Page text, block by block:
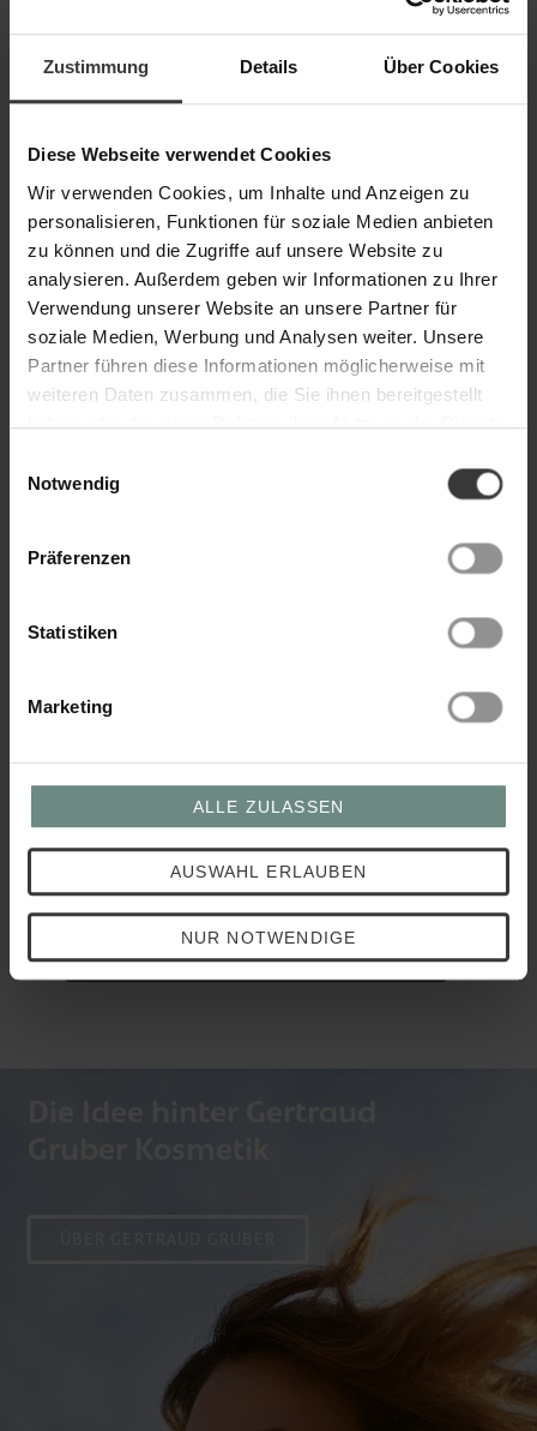
Zustimmung Details Über Cookies
Diese Webseite verwendet Cookies
Wir verwenden Cookies, um Inhalte und Anzeigen zu
personalisieren, Funktionen für soziale Medien anbieten
zu können und die Zugriffe auf unsere Website zu
analysieren. Außerdem geben wir Informationen zu Ihrer
Verwendung unserer Website an unsere Partner für
soziale Medien, Werbung und Analysen weiter. Unsere
Partner führen diese Informationen möglicherweise mit
weiteren Daten zusammen, die Sie ihnen bereitgestellt
haben oder die sie im Rahmen Ihrer Nutzung der Dienste
unsererDatenschutzerklärung
Notwendig
Präferenzen
Statistiken
Marketing
ALLE ZULASSEN
AUSWAHL ERLAUBEN
NUR NOTWENDIGE
Das könnte Ihnen auch gefallen
Produktgalerie überspringen
Limitiert
WEITERE PRODUKTEMPFEHLUNGEN